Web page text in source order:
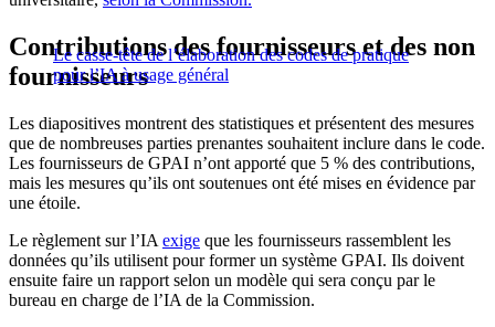
Le casse-tête de l’élaboration des codes de pratique
pour l’IA à usage général
Contributions des fournisseurs et des non
fournisseurs
Les diapositives montrent des statistiques et présentent des mesures
que de nombreuses parties prenantes souhaitent inclure dans le code.
Les fournisseurs de GPAI n’ont apporté que 5 % des contributions,
mais les mesures qu’ils ont soutenues ont été mises en évidence par
une étoile.
Le règlement sur l’IA exige que les fournisseurs rassemblent les
données qu’ils utilisent pour former un système GPAI. Ils doivent
ensuite faire un rapport selon un modèle qui sera conçu par le
bureau en charge de l’IA de la Commission.